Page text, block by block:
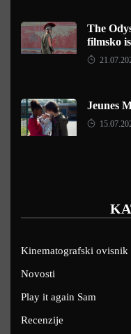
The
filmsko
Jeunes
Kinematografski ovisnik
Novosti
Play it again Sam
Recenzije